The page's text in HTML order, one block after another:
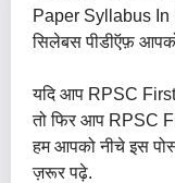
Paper Syllabus In
सिलेबस पीडीऍफ़
यदि आप RPSC
तो फिर आप RPSC
हम आपको नीचे इस
ज़रूर पढ़े.